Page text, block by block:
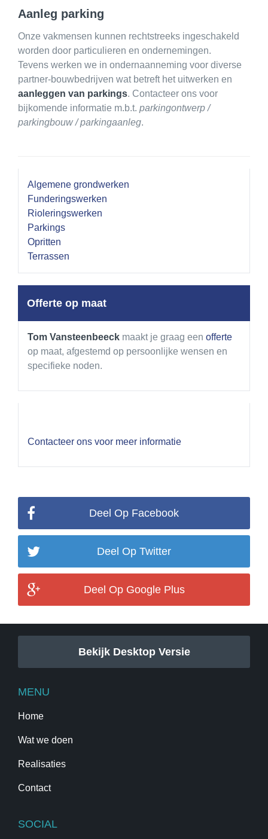
Aanleg parking
Onze vakmensen kunnen rechtstreeks ingeschakeld
worden door particulieren en ondernemingen.
Tevens werken we in ondernaanneming voor diverse
partner-bouwbedrijven wat betreft het uitwerken en
aanleggen van parkings. Contacteer ons voor
bijkomende informatie m.b.t. parkingontwerp /
parkingbouw / parkingaanleg.
Algemene grondwerken
Funderingswerken
Rioleringswerken
Parkings
Opritten
Terrassen
Offerte op maat
Tom Vansteenbeeck maakt je graag een offerte
op maat, afgestemd op persoonlijke wensen en
specifieke noden.
Contacteer ons voor meer informatie
Deel Op Facebook
Deel Op Twitter
Deel Op Google Plus
Bekijk Desktop Versie
MENU
Home
Wat we doen
Realisaties
Contact
SOCIAL